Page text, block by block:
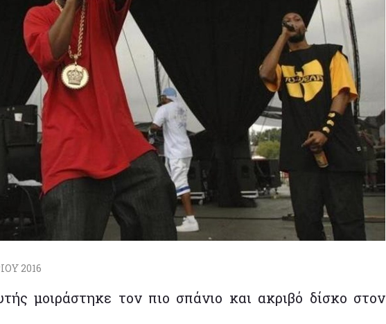
2016
μοιράστηκε τον πιο σπάνιο και ακριβό δίσκο στον